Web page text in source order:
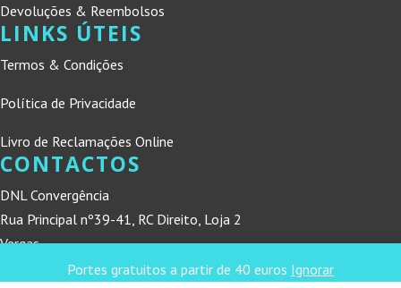
Portes gratuitos a partir de 40 euros Ignorar
Devoluções & Reembolsos
LINKS ÚTEIS
Termos & Condições
Política de Privacidade
Livro de Reclamações Online
CONTACTOS
DNL Convergência
Rua Principal nº39-41, RC Direito, Loja 2
Vergas
3840-555 Sto André de Vagos